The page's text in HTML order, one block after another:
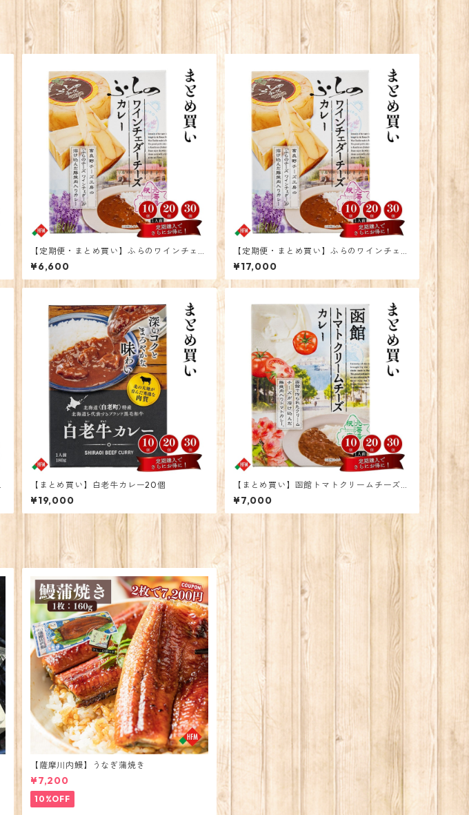
【定期便・まとめ買い】ふらのワインチェダ
ーチーズカレー 10個
¥6,600
【定期便・まとめ買い】ふらのワインチェダ
ーチーズカレー 30個
¥17,000
【まとめ買い】白老牛カレー20個
¥19,000
【まとめ買い】函館トマトクリームチーズカ
レー10個
¥7,000
【薩摩川内鰻】うなぎ蒲焼き
¥7,200
10%OFF